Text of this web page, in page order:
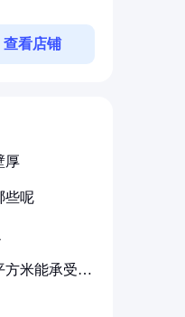
查看店铺
厚
些呢
方米能承受多